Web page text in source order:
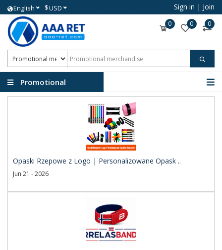
English $USD Sign in | Join
0 0 0
Promotional
Opaski Rzepowe z Logo | Personalizowane Opask ..
Jun 21 - 2026